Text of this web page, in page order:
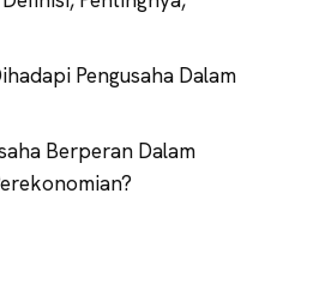
Pengusaha Dalam
Berperan Dalam